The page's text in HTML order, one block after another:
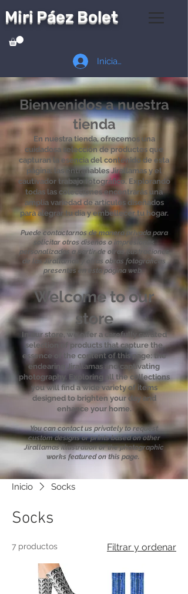
Miri Páez Bolet
Iniciar sesión
Bienvenidos a nuestra
tienda
En nuestra tienda, ofrecemos una
cuidadosa selección de productos que
capturan la esencia del contenido de esta
página: las entrañables Jirallamas y el
cautivador trabajo fotográfico. Explorando
todas las colecciones encontrarás una
amplia variedad de artículos diseñados
para alegrar tu día y embellecer tu hogar.
Puede contactarnos de manera privada para
solicitar otros diseños o impresiones
personalizadas a partir de otras ilustraciones
de las Jirallamas y otras obras fotográficas
presentes en esta página web.
Welcome to our
store
In our store, we offer a carefully curated
selection of products that capture the
essence of the content of this page: the
endearing Jirallamas and captivating
photography. Exploring all the collections
you will find a wide variety of items
designed to brighten your day and
enhance your home.
You can contact us privately to request
custom designs or prints based on other
Jirallamas illustration or the photographic
works featured on this page.
Inicio Socks
Socks
7 productos Filtrar y ordenar